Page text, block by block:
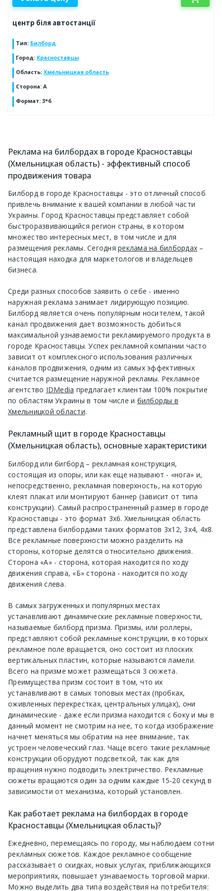
центр біля автостанції
Тип: Билборд
Город: Красноставцы
Область: Хмельницкая область
Сторона: А
Формат: 3*6
Реклама на билбордах в городе Красноставцы
(Хмельницкая область) - эффективный способ
продвижения товара
Билборд в городе Красноставцы - это отличный способ
привлечь внимание к вашей компании в любой части
Украины. Город Красноставцы представляет собой
быстроразвивающийся регион страны, в котором
множество интересных мест, в том числе и для
размещения рекламы. Сегодня реклама на билбордах –
настоящая находка для маркетологов и владельцев
бизнеса.
Среди разных способов заявить о себе - именно
наружная реклама занимает лидирующую позицию.
Билборд является очень популярным носителем, такой
канал продвижения дает возможность добиться
максимальной узнаваемости рекламируемого продукта в
городе Красноставцы. Успех рекламной компании часто
зависит от комплексного использования различных
каналов продвижения, одним из самых эффективных
считается размещение наружной рекламы. Рекламное
агентство IDMedia предлагает клиентам 100% покрытие
по областям Украины в том числе и билборды в
Хмельницкой области.
Рекламный щит в городе Красноставцы
(Хмельницкая область), основные характеристики
Билборд или бигборд – рекламная конструкция,
состоящая из опоры, или как еще называют - «нога» и,
непосредственно, рекламная поверхность, на которую
клеят плакат или монтируют баннер (зависит от типа
конструкции). Самый распространенный размер в городе
Красноставцы - это формат 3х6. Хмельницкая область
представлена билбордами таких форматов 3х12, 3х4, 4х8.
Все рекламные поверхности можно разделить на
стороны, которые делятся относительно движения.
Сторона «А» - сторона, которая находится по ходу
движения справа, «Б» сторона - находится по ходу
движения слева.
В самых загруженных и популярных местах
устанавливают динамические рекламные поверхности,
называемые билборд призма. Призмы, или роллеры,
представляют собой рекламные конструкции, в которых
рекламное поле вращается, оно состоит из плоских
вертикальных пластин, которые называются ламели.
Всего на призме может размещаться 3 сюжета.
Преимущества призм состоит в том, что их
устанавливают в самых топовых местах (пробках,
оживленных перекрестках, центральных улицах), они
динамические - даже если призма находится с боку и мы в
данный момент не смотрим на нее, то когда изображение
начнет меняться мы обратим на нее внимание, так
устроен человеческий глаз. Чаще всего такие рекламные
конструкции оборудуют подсветкой, так как для
вращения нужно подводить электричество. Рекламные
сюжеты вращаются один за одним каждые 15-20 секунд в
зависимости от механизма, который установлен.
Как работает реклама на билбордах в городе
Красноставцы (Хмельницкая область)?
Ежедневно, перемещаясь по городу, мы наблюдаем сотни
рекламных сюжетов. Каждое рекламное сообщение
рассказывает о скидках, новых услугах, приближающихся
мероприятиях, повышает узнаваемость торговой марки.
Можно выделить два типа воздействия на потребителя: